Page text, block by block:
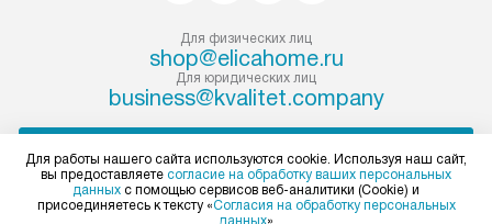
Для физических лиц
shop@elicahome.ru
Для юридических лиц
business@kvalitet.company
Политика конфиденциальности
Для работы нашего сайта используются cookie. Используя наш сайт,
вы предоставляете согласие на обработку ваших персональных
данных с помощью сервисов веб-аналитики (Cookie) и
присоединяетесь к тексту «Согласия на обработку персональных
данных»